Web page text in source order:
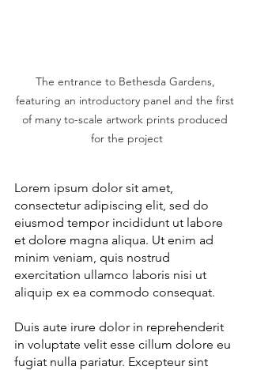
The entrance to Bethesda Gardens,
featuring an introductory panel and the first
of many to-scale artwork prints produced
for the project
Lorem ipsum dolor sit amet,
consectetur adipiscing elit, sed do
eiusmod tempor incididunt ut labore
et dolore magna aliqua. Ut enim ad
minim veniam, quis nostrud
exercitation ullamco laboris nisi ut
aliquip ex ea commodo consequat.
Duis aute irure dolor in reprehenderit
in voluptate velit esse cillum dolore eu
fugiat nulla pariatur. Excepteur sint